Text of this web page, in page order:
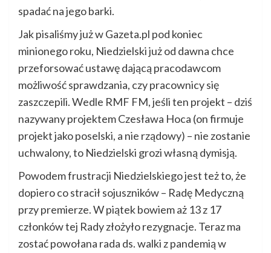
spadać na jego barki.
Jak pisaliśmy już w Gazeta.pl pod koniec
minionego roku, Niedzielski już od dawna chce
przeforsować ustawę dającą pracodawcom
możliwość sprawdzania, czy pracownicy się
zaszczepili. Wedle RMF FM, jeśli ten projekt – dziś
nazywany projektem Czesława Hoca (on firmuje
projekt jako poselski, a nie rządowy) – nie zostanie
uchwalony, to Niedzielski grozi własną dymisją.
Powodem frustracji Niedzielskiego jest też to, że
dopiero co stracił sojuszników – Radę Medyczną
przy premierze. W piątek bowiem aż 13 z 17
członków tej Rady złożyło rezygnacje. Teraz ma
zostać powołana rada ds. walki z pandemią w